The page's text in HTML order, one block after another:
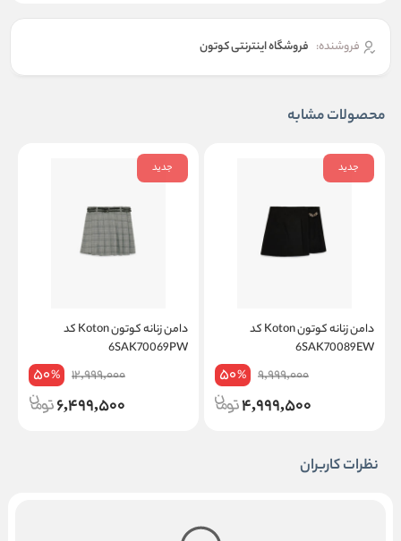
فروشنده: فروشگاه اینترنتی کوتون
محصولات مشابه
جدید
دامن زنانه کوتون Koton کد
6SAK70089EW
9,999,000
50%
4,999,500
جدید
دامن زنانه کوتون Koton کد
6SAK70069PW
12,999,000
50%
6,499,500
نظرات کاربران